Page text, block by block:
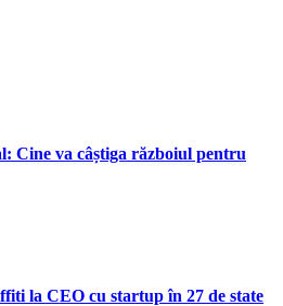
Cine va câștiga războiul pentru
la CEO cu startup în 27 de state